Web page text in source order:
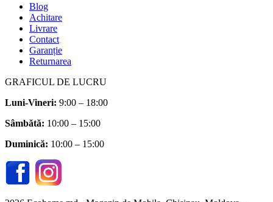
Blog
Achitare
Livrare
Contact
Garanție
Returnarea
GRAFICUL DE LUCRU
Luni-Vineri: 9:00 – 18:00
Sâmbătă: 10:00 – 15:00
Duminică: 10:00 – 15:00